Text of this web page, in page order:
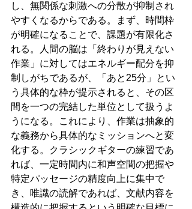
し、無関係な刺激への分散が抑制され
やすくなるからである。まず、時間枠
が明確になることで、課題が有限化さ
れる。人間の脳は「終わりが見えない
作業」に対してはエネルギー配分を抑
制しがちであるが、「あと25分」とい
う具体的な枠が提示されると、その区
間を一つの完結した単位として扱うよ
うになる。これにより、作業は抽象的
な義務から具体的なミッションへと変
化する。クラシックギターの練習であ
れば、一定時間内に和声空間の把握や
特定パッセージの精度向上に集中で
き、唯識の読解であれば、文献内容を